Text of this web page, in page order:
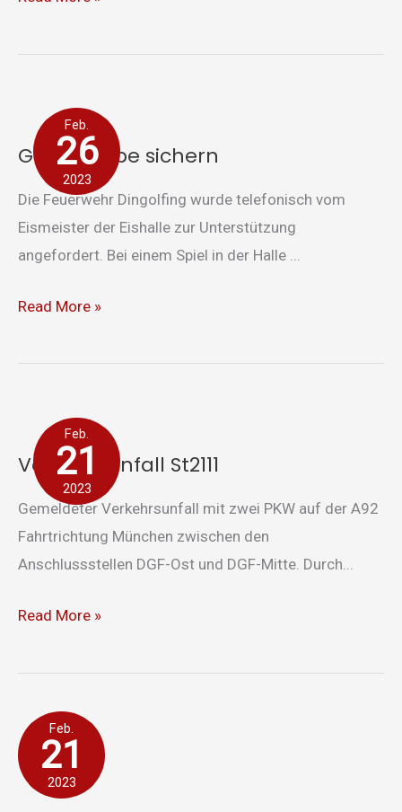
Feb.
26
2023
Glasscheibe sichern
Die Feuerwehr Dingolfing wurde telefonisch vom
Eismeister der Eishalle zur Unterstützung
angefordert. Bei einem Spiel in der Halle ...
Glasscheibe
sichern
Read More »
Feb.
21
2023
Verkehrsunfall St2111
Gemeldeter Verkehrsunfall mit zwei PKW auf der A92
Fahrtrichtung München zwischen den
Anschlussstellen DGF-Ost und DGF-Mitte. Durch...
Verkehrsunfall
St2111
Read More »
Feb.
21
2023
Unterstützung
Rettungsdienst